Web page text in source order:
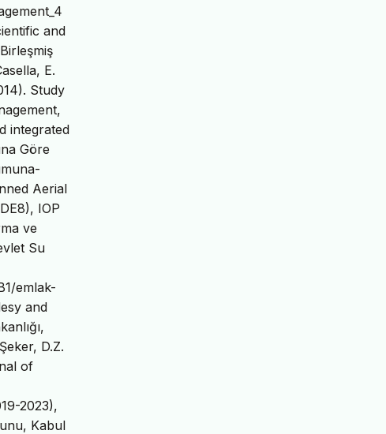
and
E.
Study
integrated
Göre
Aerial
IOP
ve
Su
emlak-
and
D.Z.
of
2023),
Kabul